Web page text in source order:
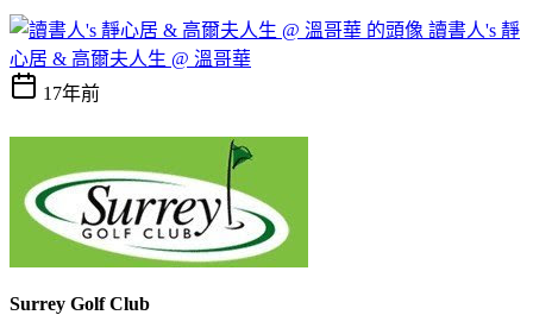
讀書人's 靜
心居 & 高爾夫人生 @ 溫哥華
17年前
Surrey Golf Club